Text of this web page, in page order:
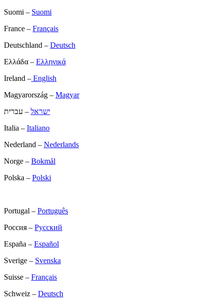
Suomi – Suomi
France – Français
Deutschland – Deutsch
Ελλάδα – Ελληνικά
Ireland – English
Magyarország – Magyar
ישראל – עברית
Italia – Italiano
Nederland – Nederlands
Norge – Bokmål
Polska – Polski
Portugal – Português
Россия – Русский
España – Español
Sverige – Svenska
Suisse – Français
Schweiz – Deutsch